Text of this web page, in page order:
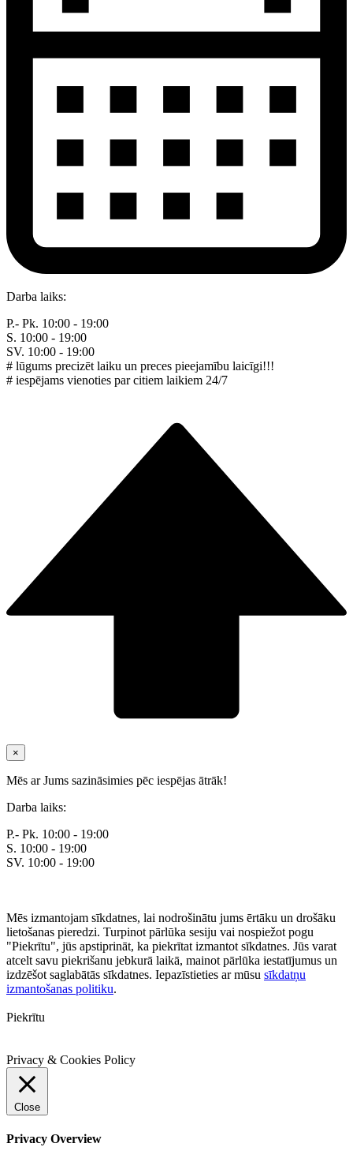
Darba laiks:
P.- Pk. 10:00 - 19:00
S. 10:00 - 19:00
SV. 10:00 - 19:00
# lūgums precizēt laiku un preces pieejamību laicīgi!!!
# iespējams vienoties par citiem laikiem 24/7
×
Mēs ar Jums sazināsimies pēc iespējas ātrāk!
Darba laiks:
P.- Pk. 10:00 - 19:00
S. 10:00 - 19:00
SV. 10:00 - 19:00
Mēs izmantojam sīkdatnes, lai nodrošinātu jums ērtāku un drošāku
lietošanas pieredzi. Turpinot pārlūka sesiju vai nospiežot pogu
"Piekrītu", jūs apstiprināt, ka piekrītat izmantot sīkdatnes. Jūs varat
atcelt savu piekrišanu jebkurā laikā, mainot pārlūka iestatījumus un
izdzēšot saglabātās sīkdatnes. Iepazīstieties ar mūsu sīkdatņu
izmantošanas politiku.
Piekrītu
Privacy & Cookies Policy
Close
Privacy Overview